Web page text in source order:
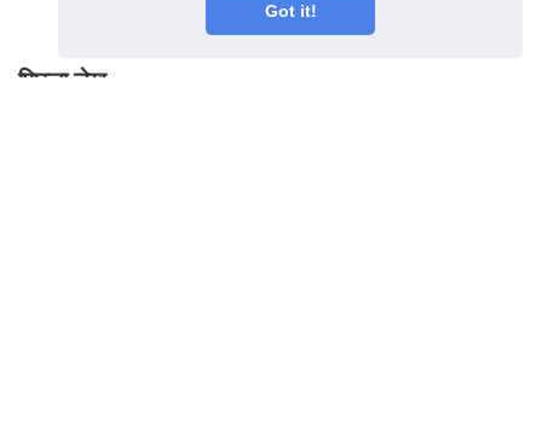
Got it!
पिछला लेख